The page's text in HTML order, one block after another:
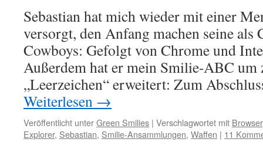
Sebastian hat mich wieder mit einer
versorgt, den Anfang machen seine als
Cowboys: Gefolgt von Chrome und
Außerdem hat er mein Smilie-ABC
„Leerzeichen“ erweitert: Zum
Weiterlesen →
Veröffentlicht unterGreen Smilies | Verschlagwortet mit Browser
Explorer, Sebastian, Smilie-Ansammlungen, Waffen | 11